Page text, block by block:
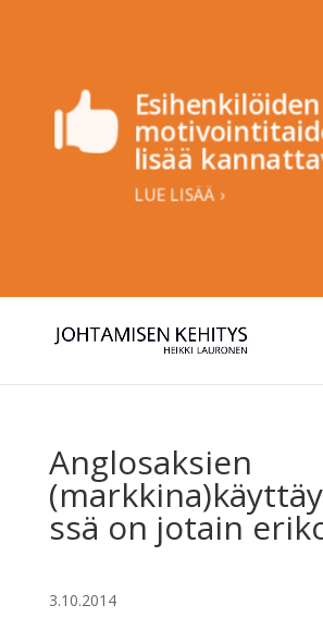
Anglosaksien
ssä on jotain
3.10.2014
 Esihenkilöiden
lisää
LUE LISÄÄ ›